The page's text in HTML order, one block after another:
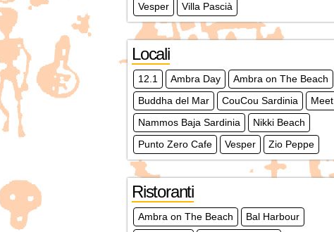
Vesper
Villa Pascià
Locali
12.1 Ambra Day
Ambra on The Beach
Buddha del Mar
CouCou Sardinia
Meet
Nammos Baja Sardinia
Nikki Beach
Punto Zero Cafe
Vesper Zio Peppe
Ristoranti
Ambra on The Beach
Bal Harbour